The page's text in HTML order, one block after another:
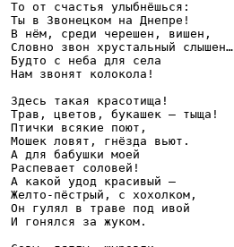
То от счастья улыбнёшься:
Ты в Звонецком на Днепре!
В нём, среди черешен, вишен,
Словно звон хрустальный слышен…
Будто с неба для села
Нам звонят колокола!
Здесь такая красотища!
Трав, цветов, букашек – тыща!
Птички всякие поют,
Мошек ловят, гнёзда вьют.
А для бабушки моей
Распевает соловей!
А какой удод красивый –
Желто-пёстрый, с хохолком,
Он гулял в траве под ивой
И гонялся за жуком.